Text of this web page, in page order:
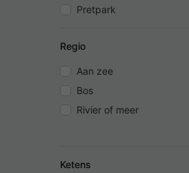
Pretpark
Regio
Aan zee
Bos
Rivier of meer
Ketens